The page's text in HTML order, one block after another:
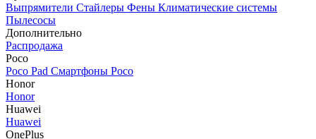
Выпрямители Стайлеры Фены Климатические системы
Пылесосы
Дополнительно
Распродажа
Poco
Poco Pad Смартфоны Poco
Honor
Honor
Huawei
Huawei
OnePlus